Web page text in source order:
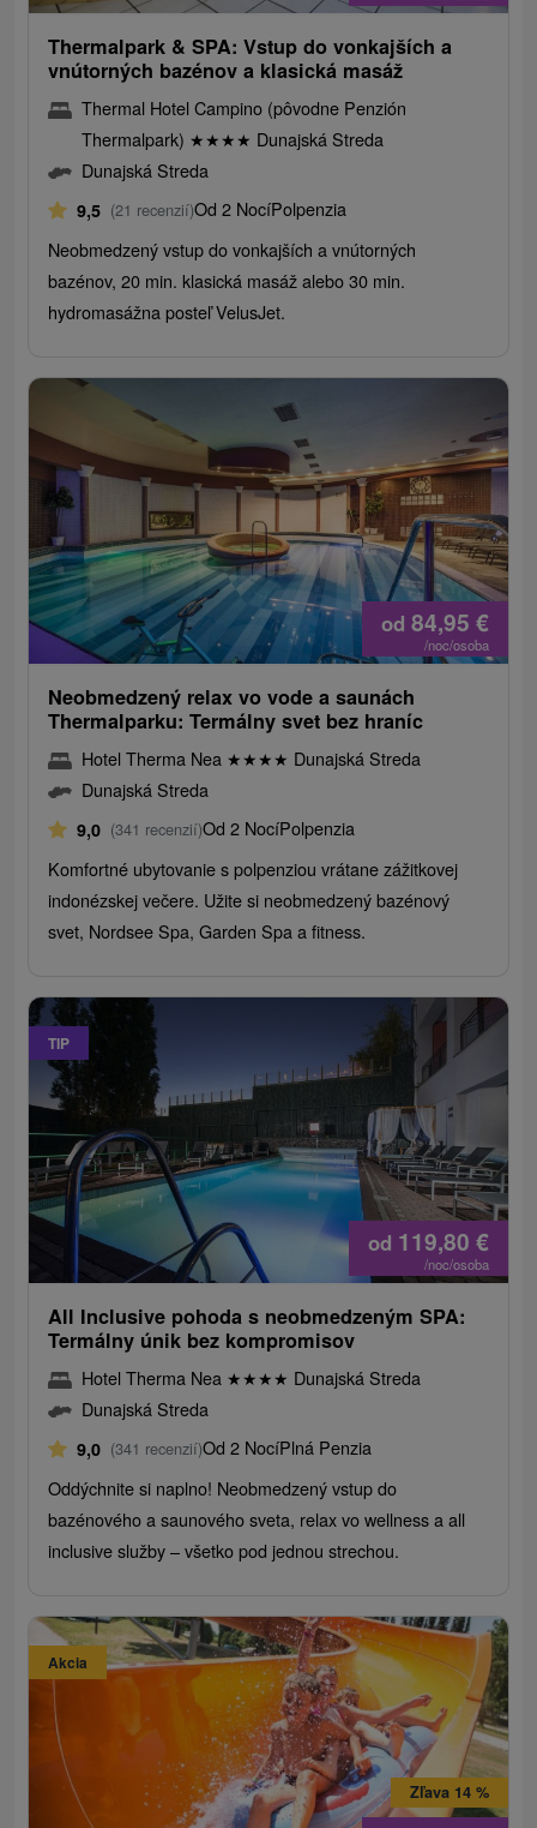
Thermalpark & SPA: Vstup do vonkajších a
vnútorných bazénov a klasická masáž
Thermal Hotel Campino (pôvodne Penzión
Thermalpark) ★★★★ Dunajská Streda
Dunajská Streda
9,5 (21 recenzií)Od 2 NocíPolpenzia
Neobmedzený vstup do vonkajších a vnútorných
bazénov, 20 min. klasická masáž alebo 30 min.
hydromasážna posteľ VelusJet.
od 84,95 €
/noc/osoba
Neobmedzený relax vo vode a saunách
Thermalparku: Termálny svet bez hraníc
Hotel Therma Nea ★★★★ Dunajská Streda
Dunajská Streda
9,0 (341 recenzií)Od 2 NocíPolpenzia
Komfortné ubytovanie s polpenziou vrátane zážitkovej
indonézskej večere. Užite si neobmedzený bazénový
svet, Nordsee Spa, Garden Spa a fitness.
TIP
od 119,80 €
/noc/osoba
All Inclusive pohoda s neobmedzeným SPA:
Termálny únik bez kompromisov
Hotel Therma Nea ★★★★ Dunajská Streda
Dunajská Streda
9,0 (341 recenzií)Od 2 NocíPlná Penzia
Oddýchnite si naplno! Neobmedzený vstup do
bazénového a saunového sveta, relax vo wellness a all
inclusive služby – všetko pod jednou strechou.
Akcia
Zľava 14 %